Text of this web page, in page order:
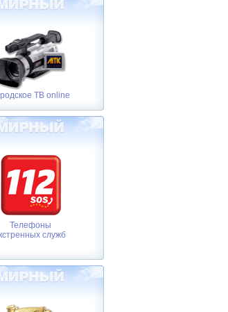
ТВ online
Телефоны
служб